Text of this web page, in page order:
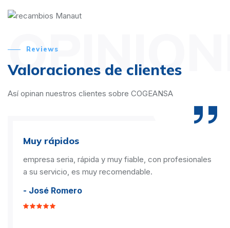
Reviews
Valoraciones de clientes
Así opinan nuestros clientes sobre COGEANSA
Muy rápidos
empresa seria, rápida y muy fiable, con profesionales
a su servicio, es muy recomendable.
- José Romero